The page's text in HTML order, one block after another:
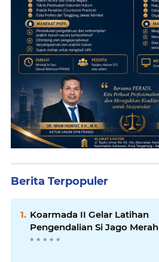
Berita Terpopuler
Koarmada II Gelar Latihan
Pengendalian Si Jago Merah